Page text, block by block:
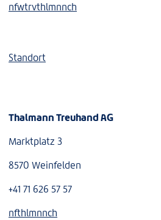
nfwtrvthlmnnch
Standort
Thalmann Treuhand AG
Marktplatz 3
8570 Weinfelden
+41 71 626 57 57
nfthlmnnch